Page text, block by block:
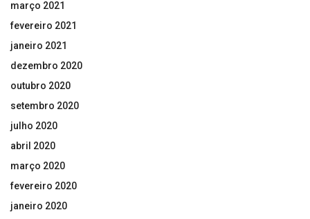
março 2021
fevereiro 2021
janeiro 2021
dezembro 2020
outubro 2020
setembro 2020
julho 2020
abril 2020
março 2020
fevereiro 2020
janeiro 2020